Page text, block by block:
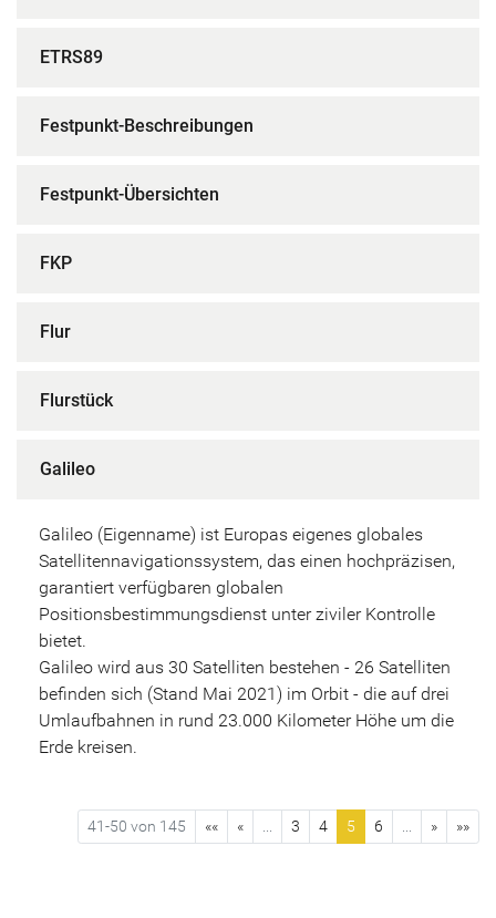
ETRS89
Festpunkt-Beschreibungen
Festpunkt-Übersichten
FKP
Flur
Flurstück
Galileo
Galileo (Eigenname) ist Europas eigenes globales
Satellitennavigationssystem, das einen hochpräzisen,
garantiert verfügbaren globalen
Positionsbestimmungsdienst unter ziviler Kontrolle
bietet.
Galileo wird aus 30 Satelliten bestehen - 26 Satelliten
befinden sich (Stand Mai 2021) im Orbit - die auf drei
Umlaufbahnen in rund 23.000 Kilometer Höhe um die
Erde kreisen.
41-50 von 145 «« « 3 4 5 6 » »»